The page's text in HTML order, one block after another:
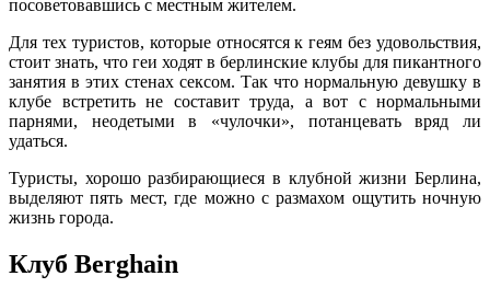
посоветовавшись с местным жителем.
Для тех туристов, которые относятся к геям без удовольствия,
стоит знать, что геи ходят в берлинские клубы для пикантного
занятия в этих стенах сексом. Так что нормальную девушку в
клубе встретить не составит труда, а вот с нормальными
парнями, неодетыми в «чулочки», потанцевать вряд ли
удаться.
Туристы, хорошо разбирающиеся в клубной жизни Берлина,
выделяют пять мест, где можно с размахом ощутить ночную
жизнь города.
Клуб Berghain